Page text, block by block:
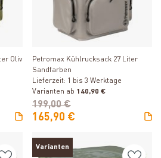
Oliv
Produkt ansehen
Petromax Kühlrucksack 27 Liter
Sandfarben
Lieferzeit: 1 bis 3 Werktage
Varianten ab 140,90 €
165,90 €
199,00 €
Varianten